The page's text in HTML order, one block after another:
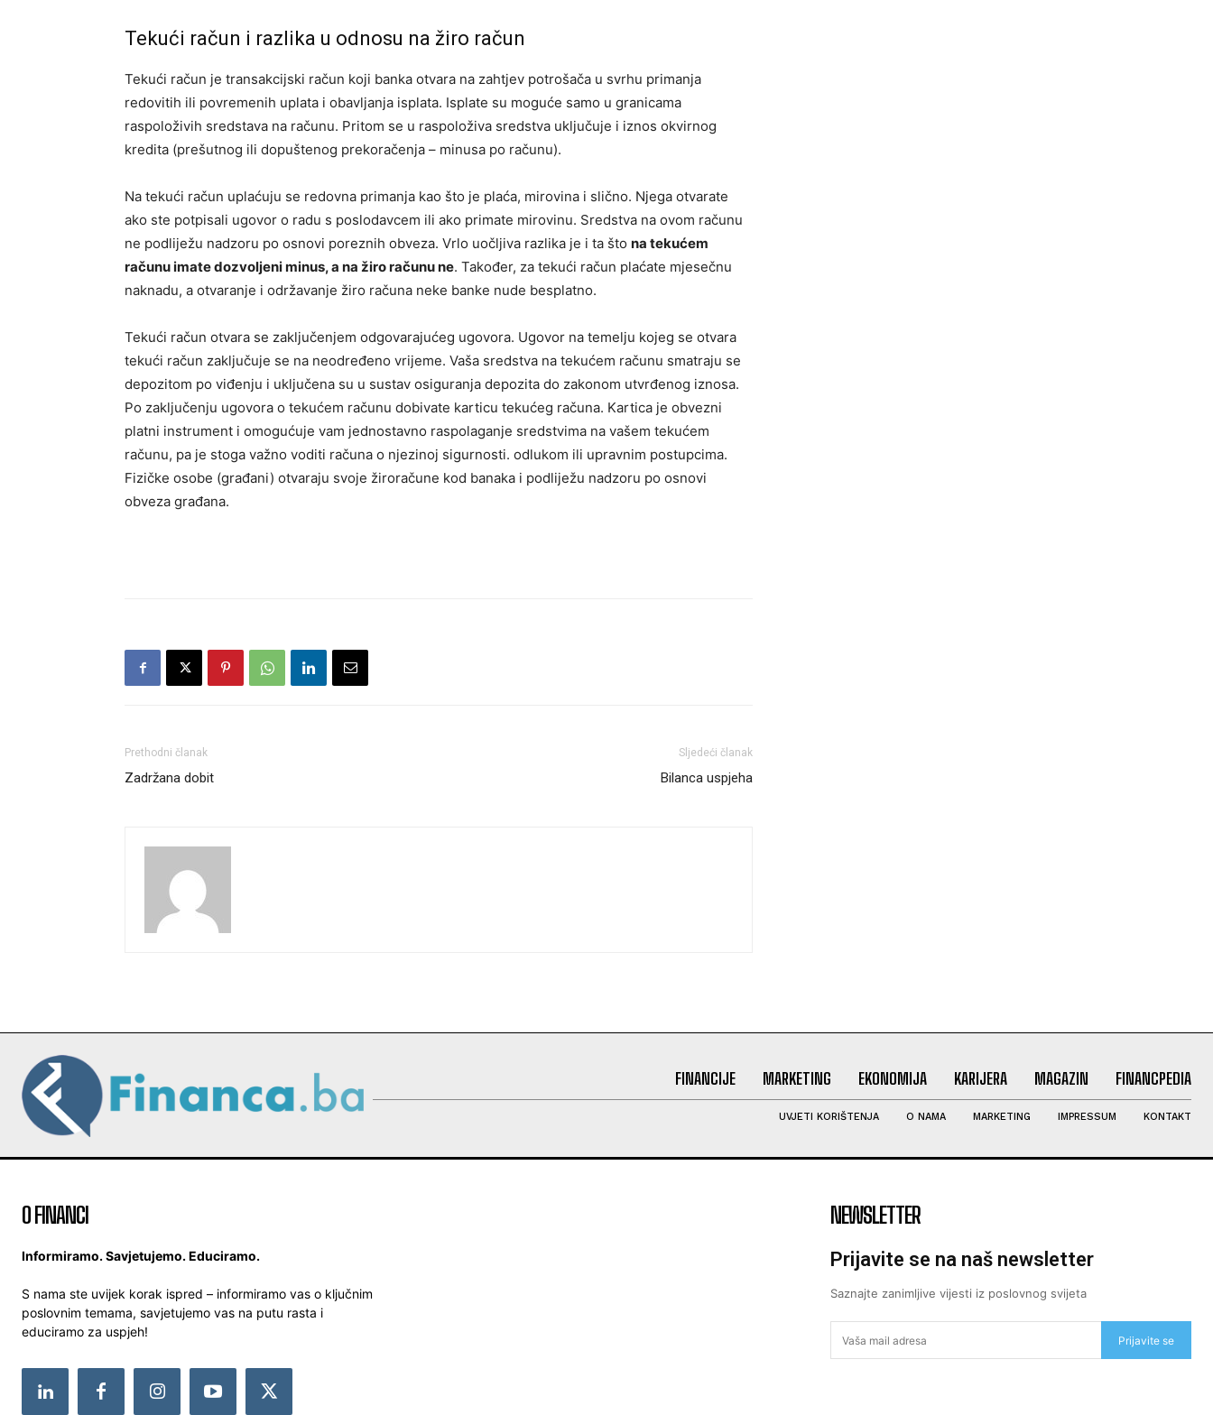
Tekući račun i razlika u odnosu na žiro račun
Tekući račun je transakcijski račun koji banka otvara na zahtjev potrošača u svrhu primanja
redovitih ili povremenih uplata i obavljanja isplata. Isplate su moguće samo u granicama
raspoloživih sredstava na računu. Pritom se u raspoloživa sredstva uključuje i iznos okvirnog
kredita (prešutnog ili dopuštenog prekoračenja – minusa po računu).
Na tekući račun uplaćuju se redovna primanja kao što je plaća, mirovina i slično. Njega otvarate
ako ste potpisali ugovor o radu s poslodavcem ili ako primate mirovinu. Sredstva na ovom računu
ne podliježu nadzoru po osnovi poreznih obveza. Vrlo uočljiva razlika je i ta što na tekućem
računu imate dozvoljeni minus, a na žiro računu ne. Također, za tekući račun plaćate mjesečnu
naknadu, a otvaranje i održavanje žiro računa neke banke nude besplatno.
Tekući račun otvara se zaključenjem odgovarajućeg ugovora. Ugovor na temelju kojeg se otvara
tekući račun zaključuje se na neodređeno vrijeme. Vaša sredstva na tekućem računu smatraju se
depozitom po viđenju i uključena su u sustav osiguranja depozita do zakonom utvrđenog iznosa.
Po zaključenju ugovora o tekućem računu dobivate karticu tekućeg računa. Kartica je obvezni
platni instrument i omogućuje vam jednostavno raspolaganje sredstvima na vašem tekućem
računu, pa je stoga važno voditi računa o njezinoj sigurnosti. odlukom ili upravnim postupcima.
Fizičke osobe (građani) otvaraju svoje žiroračune kod banaka i podliježu nadzoru po osnovi
obveza građana.
Prethodni članak
Zadržana dobit
Sljedeći članak
Bilanca uspjeha
FINANCIJE MARKETING EKONOMIJA KARIJERA MAGAZIN FINANCPEDIA
UVJETI KORIŠTENJA O NAMA MARKETING IMPRESSUM KONTAKT
O FINANCI
Informiramo. Savjetujemo. Educiramo.
S nama ste uvijek korak ispred – informiramo vas o ključnim
poslovnim temama, savjetujemo vas na putu rasta i
educiramo za uspjeh!
NEWSLETTER
Prijavite se na naš newsletter
Saznajte zanimljive vijesti iz poslovnog svijeta
Prijavite se